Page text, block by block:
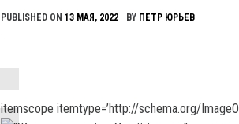
PUBLISHED ON 13 МАЯ, 2022 BY ПЕТР ЮРЬЕВ
itemscope itemtype=’http://schema.org/